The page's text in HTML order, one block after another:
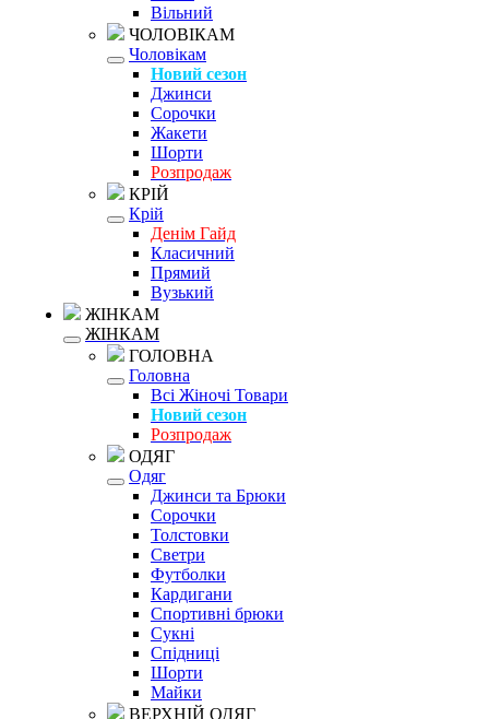
Вільний
ЧОЛОВІКАМ
Чоловікам
Новий сезон
Джинси
Сорочки
Жакети
Шорти
Розпродаж
КРІЙ
Крій
Денім Гайд
Класичний
Прямий
Вузький
ЖІНКАМ
ЖІНКАМ
ГОЛОВНА
Головна
Всі Жіночі Товари
Новий сезон
Розпродаж
ОДЯГ
Одяг
Джинси та Брюки
Сорочки
Толстовки
Светри
Футболки
Кардигани
Спортивні брюки
Сукні
Спідниці
Шорти
Майки
ВЕРХНІЙ ОДЯГ